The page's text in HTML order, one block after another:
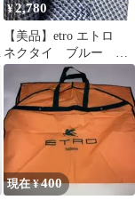
¥2,780
【美品】etro エトロ
ネクタイ ブルー 総
柄 シルク100
現在 ¥400